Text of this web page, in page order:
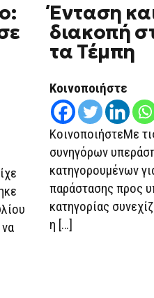
Ένταση
διακοπή
τα Τέμπη
Κοινοποιήστε
ΚοινοποιήστεΜε
συνηγόρων
κατηγορουμένων
παράστασης προς
κατηγορίας
η […]